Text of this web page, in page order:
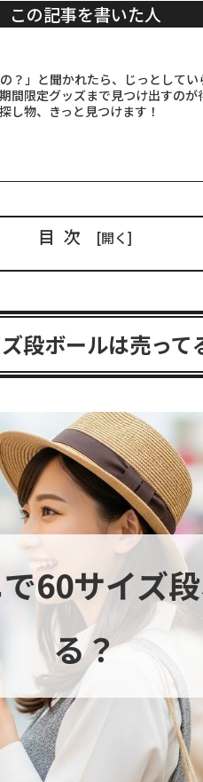
この記事を書いた人
の？」と聞かれたら、じっとして
間限定グッズまで見つけ出すの
し物、きっと見つけます！
目次
段ボールは売って
で60サイズ
る？